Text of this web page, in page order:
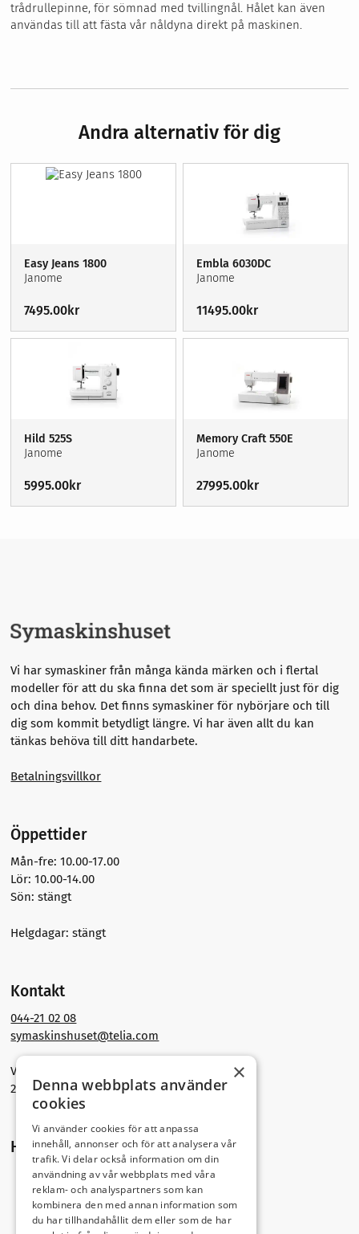
trådrullepinne, för sömnad med tvillingnål. Hålet kan även
användas till att fästa vår nåldyna direkt på maskinen.
Andra alternativ för dig
Easy Jeans 1800
Janome
7495.00kr
Embla 6030DC
Janome
11495.00kr
Hild 525S
Janome
5995.00kr
Memory Craft 550E
Janome
27995.00kr
Vi har symaskiner från många kända märken och i flertal
modeller för att du ska finna det som är speciellt just för dig
och dina behov. Det finns symaskiner för nybörjare och till
dig som kommit betydligt längre.Vi har även allt du kan
tänkas behöva till ditt handarbete.
Betalningsvillkor
Öppettider
Mån-fre: 10.00-17.00
Lör: 10.00-14.00
Sön: stängt
Helgdagar: stängt
Kontakt
044-21 02 08
symaskinshuset@telia.com
Västra Storgatan 30
291 30 Kristianstad
Hitta hit
×
Denna webbplats använder
cookies
Vi använder cookies för att anpassa
innehåll, annonser och för att analysera vår
trafik. Vi delar också information om din
användning av vår webbplats med våra
reklam- och analyspartners som kan
kombinera den med annan information som
du har tillhandahållit dem eller som de har